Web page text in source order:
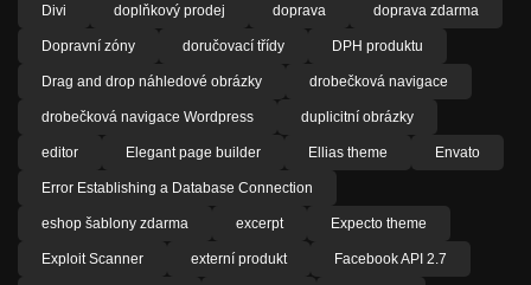
Divi doplňkový prodej doprava doprava zdarma
Dopravní zóny doručovací třídy DPH produktu
Drag and drop náhledové obrázky drobečková navigace
drobečková navigace Wordpress duplicitní obrázky
editor Elegant page builder Ellias theme Envato
Error Establishing a Database Connection
eshop šablony zdarma excerpt Expecto theme
Exploit Scanner externí produkt Facebook API 2.7